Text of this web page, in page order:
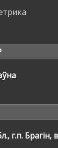
г.п. Брагін,